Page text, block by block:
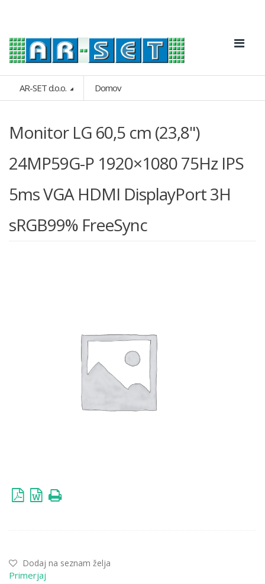
AR-SET d.o.o. Domov
Monitor LG 60,5 cm (23,8")
24MP59G-P 1920×1080 75Hz IPS
5ms VGA HDMI DisplayPort 3H
sRGB99% FreeSync
Dodaj na seznam želja
Primerjaj